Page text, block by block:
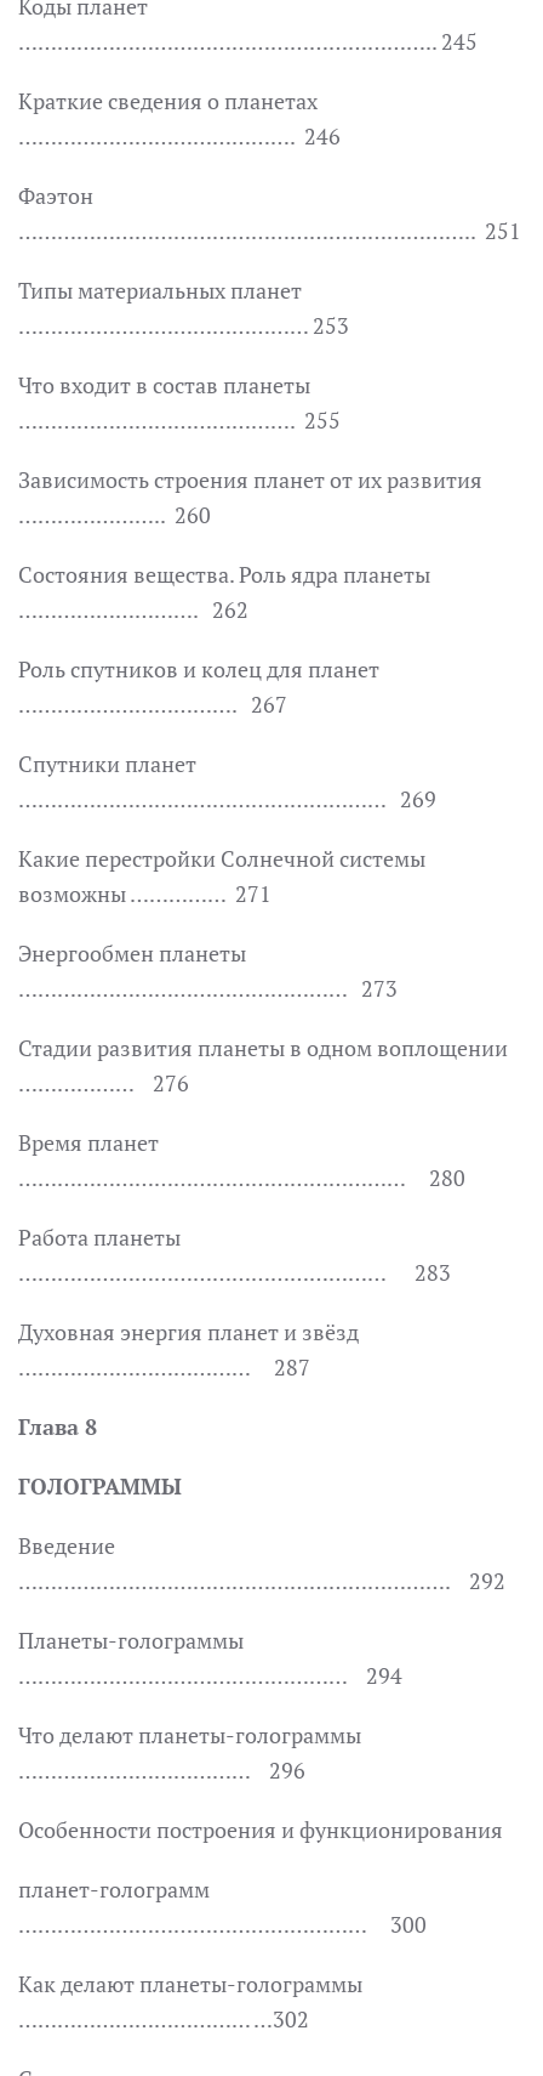
Коды планет
……………………………………………………….. 245
Краткие сведения о планетах
……………………………………. 246
Фаэтон
…………………………………………………………….. 251
Типы материальных планет
……………………………………… 253
Что входит в состав планеты
……………………………………. 255
Зависимость строения планет от их развития
………………….. 260
Состояния вещества. Роль ядра планеты
………………………. 262
Роль спутников и колец для планет
……………………………. 267
Спутники планет
………………………………………………… 269
Какие перестройки Солнечной системы
возможны …………… 271
Энергообмен планеты
…………………………………………… 273
Стадии развития планеты в одном воплощении
……………… 276
Время планет
…………………………………………………… 280
Работа планеты
………………………………………………… 283
Духовная энергия планет и звёзд
……………………………… 287
Глава 8
ГОЛОГРАММЫ
Введение
…………………………………………………………. 292
Планеты-голограммы
…………………………………………… 294
Что делают планеты-голограммы
……………………………… 296
Особенности построения и функционирования
планет-голограмм
……………………………………………… 300
Как делают планеты-голограммы
……………………………… …302